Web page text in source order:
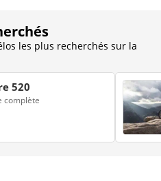
les plus recherchés sur la
520
complète